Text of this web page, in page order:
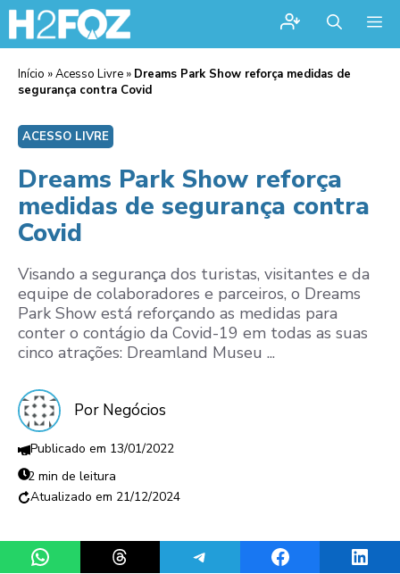
Início »Acesso Livre » Dreams Park Show reforça medidas de
segurança contra Covid
ACESSO LIVRE
Dreams Park Show reforça
medidas de segurança contra
Covid
Visando a segurança dos turistas, visitantes e da
equipe de colaboradores e parceiros, o Dreams
Park Show está reforçando as medidas para
conter o contágio da Covid-19 em todas as suas
cinco atrações: Dreamland Museu ...
Por Negócios
13/01/2022
2 min de leitura
21/12/2024
Share on WhatsAppShare on ThreadsShare on TelegramShare on Facebook